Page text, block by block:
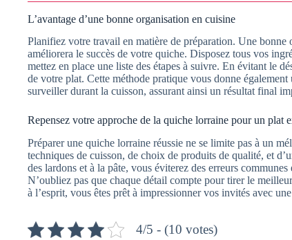
L’avantage d’une bonne organisation en cuisine
Planifiez votre travail en matière de préparation. Une bonne
améliorera le succès de votre quiche. Disposez tous vos
mettez en place une liste des étapes à suivre. En évitant le
de votre plat. Cette méthode pratique vous donne
surveiller durant la cuisson, assurant ainsi un résultat final
Repensez votre approche de la quiche lorraine pour un plat
Préparer une quiche lorraine réussie ne se limite pas à un
techniques de cuisson, de choix de produits de qualité, et
des lardons et à la pâte, vous éviterez des erreurs
N’oubliez pas que chaque détail compte pour tirer le
à l’esprit, vous êtes prêt à impressionner vos invités avec
4/5 - (10 votes)